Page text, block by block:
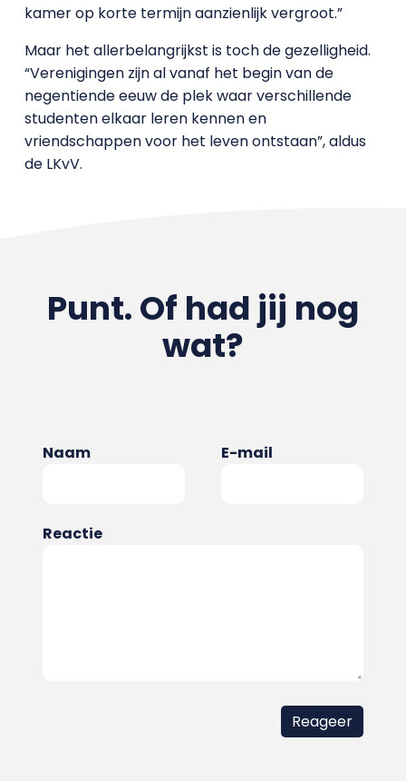
kamer op korte termijn aanzienlijk vergroot.”
Maar het allerbelangrijkst is toch de gezelligheid.
“Verenigingen zijn al vanaf het begin van de
negentiende eeuw de plek waar verschillende
studenten elkaar leren kennen en
vriendschappen voor het leven ontstaan”, aldus
de LKvV.
Punt. Of had jij nog
wat?
Naam E-mail
Reactie